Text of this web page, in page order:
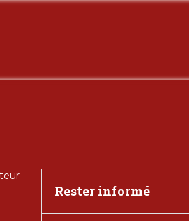
Rester informé